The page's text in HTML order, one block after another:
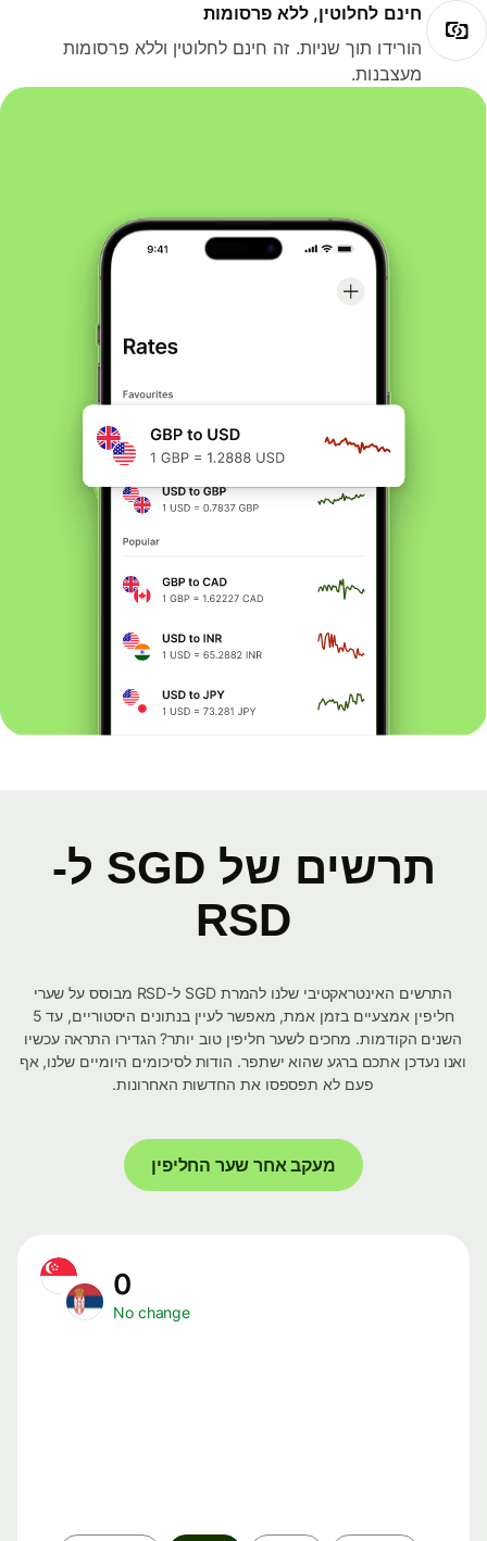
חינם לחלוטין, ללא פרסומות
הורידו תוך שניות. זה חינם לחלוטין וללא פרסומות
מעצבנות.
תרשים של SGD ל-
RSD
התרשים האינטראקטיבי שלנו להמרת SGD ל-RSD מבוסס על שערי
חליפין אמצעיים בזמן אמת, מאפשר לעיין בנתונים היסטוריים, עד 5
השנים הקודמות. מחכים לשער חליפין טוב יותר? הגדירו התראה עכשיו
ואנו נעדכן אתכם ברגע שהוא ישתפר. הודות לסיכומים היומיים שלנו, אף
פעם לא תפספסו את החדשות האחרונות.
מעקב אחר שער החליפין
No change